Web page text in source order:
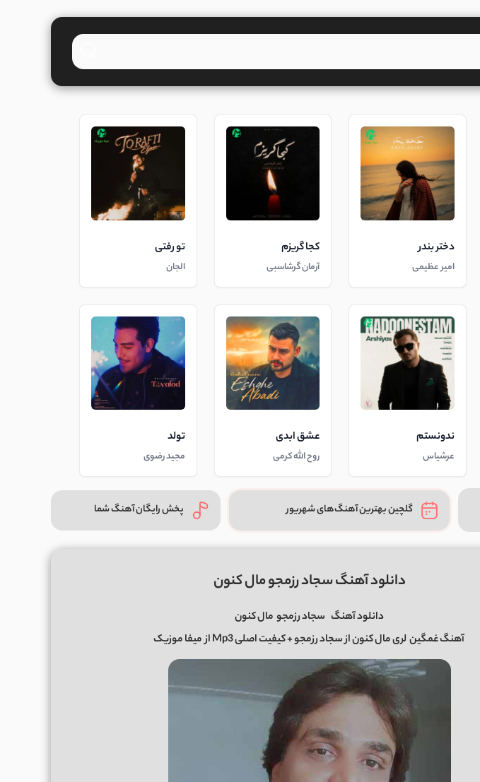
دختر بندر
امیر عظیمی
کجا گریزم
آرمان گرشاسبی
تو رفتی
الجان
ندونستم
عرشیاس
عشق ابدی
روح الله کرمی
تولد
مجید رضوی
گلچین بهترین آهنگ‌های شهریور پخش رایگان آهنگ شما
دانلود آهنگ سجاد رزمجو مال کنون
دانلود آهنگ سجاد رزمجو مال کنون
آهنگ غمگین لری مال کنون از سجاد رزمجو + کیفیت اصلی Mp3 از میفا موزیک